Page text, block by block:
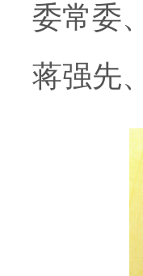
委常委
蒋强先